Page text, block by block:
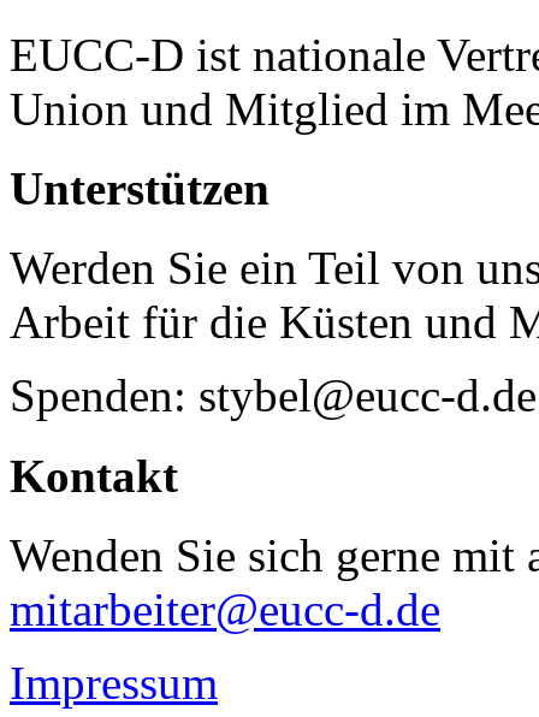
EUCC-D ist nationale
Union und Mitglied im
Unterstützen
Werden Sie ein Teil von
Arbeit für die Küsten und
Spenden: stybel@eucc-d.de
Kontakt
Wenden Sie sich gerne mit
mitarbeiter@eucc-d.de
Impressum